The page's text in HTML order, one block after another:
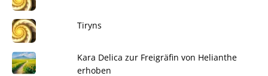
Tiryns
Kara Delica zur Freigräfin von Helianthe
erhoben